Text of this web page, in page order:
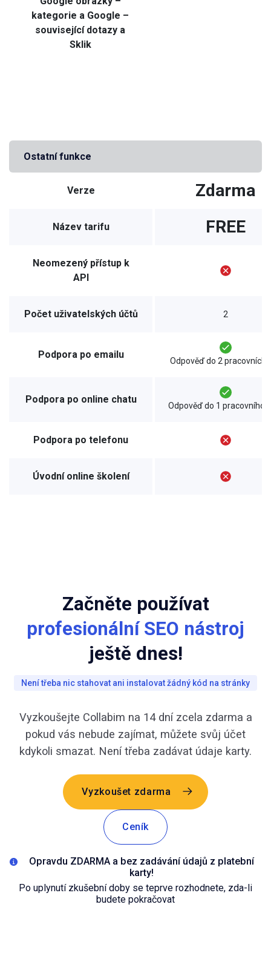
kategorie a Google –
související dotazy a
Sklik
Ostatní funkce
Verze Zdarma
Název tarifu FREE
Neomezený přístup k
API
Počet uživatelských účtů 2
Podpora po emailu
Odpověď do 2 pracovních
Podpora po online chatu
Odpověď do 1 pracovního
Podpora po telefonu
Úvodní online školení
Začněte používat
profesionální SEO nástroj
ještě dnes!
Není třeba nic stahovat ani instalovat žádný kód na stránky
Vyzkoušejte Collabim na 14 dní zcela zdarma a
pokud vás nebude zajímat, můžete svůj účet
kdykoli smazat. Není třeba zadávat údaje karty.
Vyzkoušet zdarma
Ceník
Opravdu ZDARMA a bez zadávání údajů z platební
karty!
Po uplynutí zkušební doby se teprve rozhodnete, zda-li
budete pokračovat